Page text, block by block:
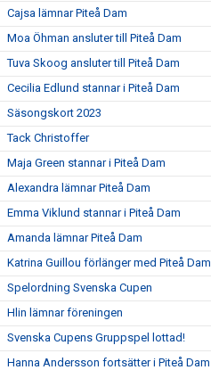
Cajsa lämnar Piteå Dam
Moa Öhman ansluter till Piteå Dam
Tuva Skoog ansluter till Piteå Dam
Cecilia Edlund stannar i Piteå Dam
Säsongskort 2023
Tack Christoffer
Maja Green stannar i Piteå Dam
Alexandra lämnar Piteå Dam
Emma Viklund stannar i Piteå Dam
Amanda lämnar Piteå Dam
Katrina Guillou förlänger med Piteå Dam
Spelordning Svenska Cupen
Hlin lämnar föreningen
Svenska Cupens Gruppspel lottad!
Hanna Andersson fortsätter i Piteå Dam